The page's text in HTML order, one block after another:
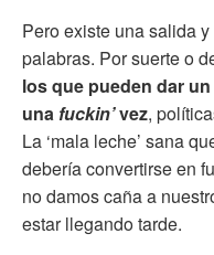
Pero existe una salida
palabras. Por suerte o
los que pueden dar
una fuckin’vez,
La ‘mala leche’ sana
debería convertirse en
no damos caña a
estar llegando tarde.